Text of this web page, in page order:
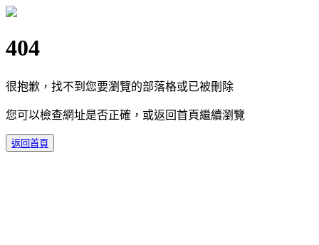
404
很抱歉，找不到您要瀏覽的部落格或已被刪除
您可以檢查網址是否正確，或返回首頁繼續瀏覽
返回首頁